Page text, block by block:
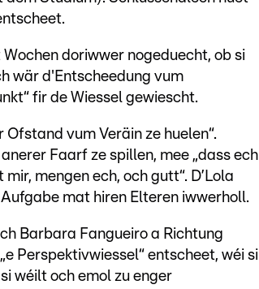
doriwwer nogeduecht, ob si
wär d'Entscheedung vum
fir de Wiessel gewiescht.
Ofstand vum Veräin ze huelen“.
Faarf ze spillen, mee „dass ech
mengen ech, och gutt“. D’Lola
mat hiren Elteren iwwerholl.
Barbara Fangueiro a Richtung
Perspektivwiessel“ entscheet, wéi si
wéilt och emol zu enger